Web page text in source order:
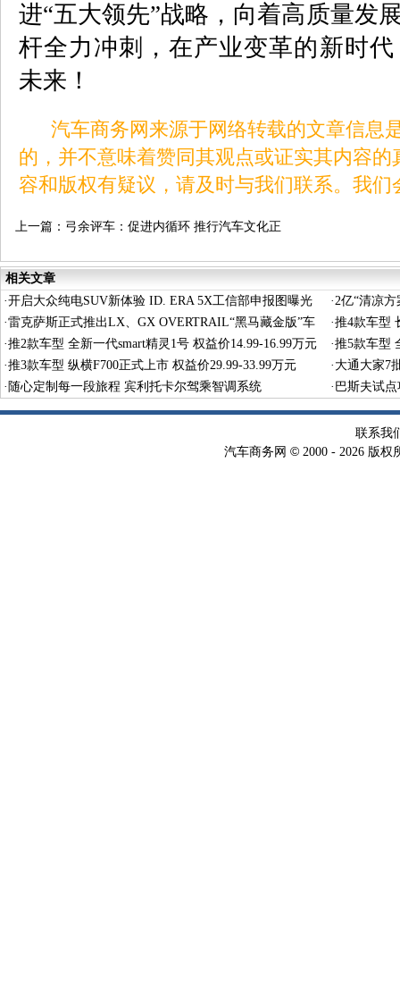
进“五大领先”战略，向着高质量发
杆全力冲刺，在产业变革的新时
未来！
汽车商务网来源于网络转载的文章信息
的，并不意味着赞同其观点或证实其内容
容和版权有疑议，请及时与我们联系。我
上一篇： 弓余评车：促进内循环 推行汽车文化正
相关文章
·开启大众纯电SUV新体验 ID. ERA 5X工信部申报图曝光 ·2亿“清凉
·雷克萨斯正式推出LX、GX OVERTRAIL“黑马藏金版”车
型
·推4款车型
·推2款车型 全新一代smart精灵1号 权益价14.99-16.99万元 ·推5款车型
·推3款车型 纵横F700正式上市 权益价29.99-33.99万元 · 大通大家7
· 随心定制每一段旅程 宾利托卡尔驾乘智调系统 · 巴斯夫试
术
联系我
汽车商务网 © 2000 - 2026 版权